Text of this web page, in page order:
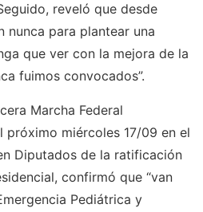
reveló que desde
nunca para plantear una
que ver con la mejora de la
fuimos convocados”.
Marcha Federal
próximo miércoles 17/09 en el
Diputados de la ratificación
confirmó que “van
Pediátrica y